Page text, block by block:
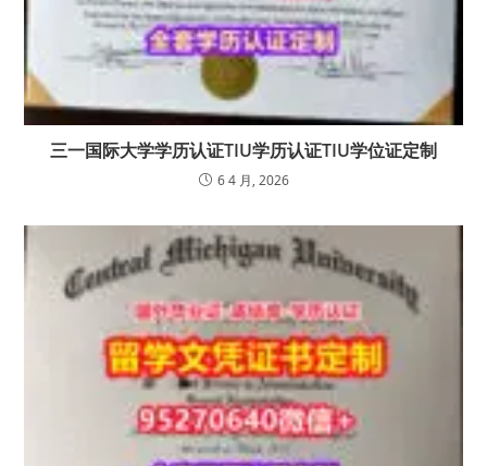
三一国际大学学历认证TIU学历认证TIU学位证定制
6 4 月, 2026